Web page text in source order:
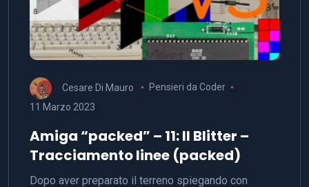
Cesare Di Mauro
Pensieri da Coder
11 Marzo 2023
Amiga “packed” – 11: Il Blitter –
Tracciamento linee (packed)
Dopo aver preparato il terreno spiegando con